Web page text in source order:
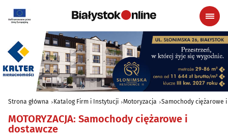
Strona główna Katalog Firm i Instytucji Motoryzacja Samochody ciężarowe
MOTORYZACJA: Samochody ciężarowe i
dostawcze